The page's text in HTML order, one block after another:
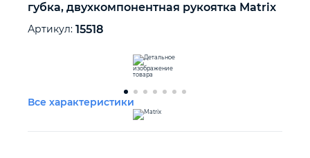
Отделочный инструмент
Столярный инструмент
губка, двухкомпонентная рукоятка Matrix
Артикул: 15518
Все характеристики